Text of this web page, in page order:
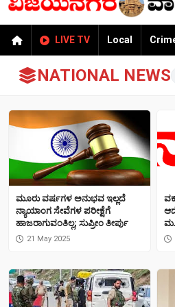
LIVE TV Local
NATIONAL NEWS
ಮೂರು ವರ್ಷಗಳ ಅನುಭವ ಇಲ್ಲದೆ
ನ್ಯಾಯಾಂಗ ಸೇವೆಗಳ ಪರೀಕ್ಷೆಗೆ
ಹಾಜರಾಗುವಂತಿಲ್ಲ; ಸುಪ್ರೀಂ ತೀರ್ಪು
21 May 2025